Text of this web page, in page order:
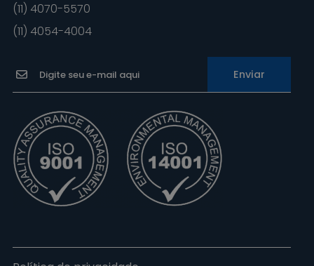
(11) 4070-5570
(11) 4054-4004
Enviar